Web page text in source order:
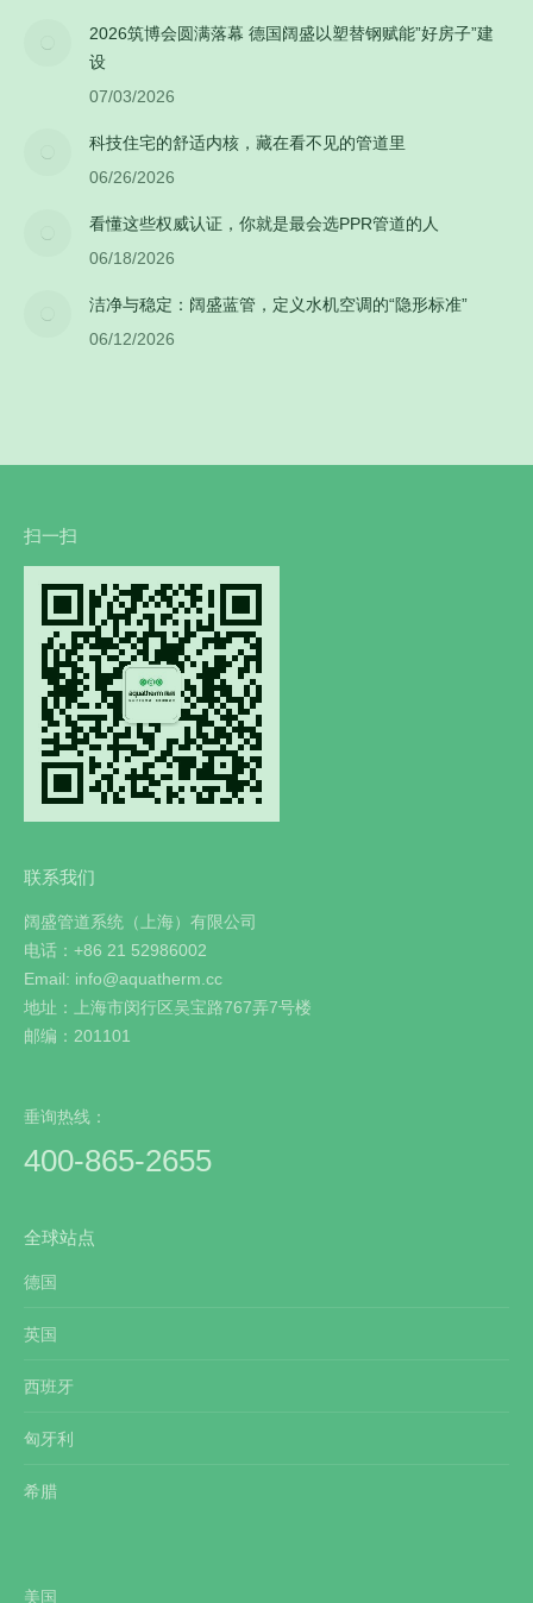
2026筑博会圆满落幕 德国阔盛以塑替钢赋能”好房子”建
设
07/03/2026
科技住宅的舒适内核，藏在看不见的管道里
06/26/2026
看懂这些权威认证，你就是最会选PPR管道的人
06/18/2026
洁净与稳定：阔盛蓝管，定义水机空调的“隐形标准”
06/12/2026
扫一扫
联系我们
阔盛管道系统（上海）有限公司
电话：+86 21 52986002
Email: info@aquatherm.cc
地址：上海市闵行区吴宝路767弄7号楼
邮编：201101
垂询热线：
400-865-2655
全球站点
德国
英国
西班牙
匈牙利
希腊
美国